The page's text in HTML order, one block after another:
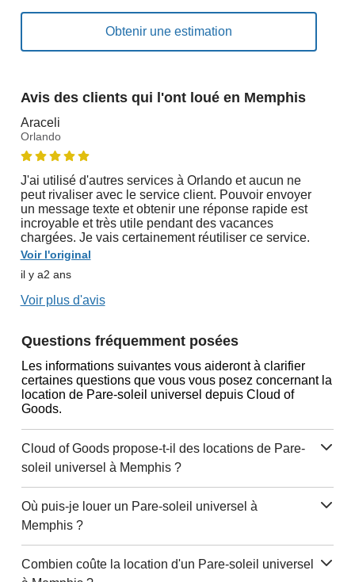
Avis des clients qui l'ont loué en Memphis
Araceli
Orlando
J'ai utilisé d'autres services à Orlando et aucun ne
peut rivaliser avec le service client. Pouvoir envoyer
un message texte et obtenir une réponse rapide est
incroyable et très utile pendant des vacances
chargées. Je vais certainement réutiliser ce service.
Voir l'original
il y a2 ans
Voir plus d'avis
Questions fréquemment posées
Les informations suivantes vous aideront à clarifier
certaines questions que vous vous posez concernant la
location de Pare-soleil universel depuis Cloud of
Goods.
Cloud of Goods propose-t-il des locations de Pare-
soleil universel à Memphis ?
Où puis-je louer un Pare-soleil universel à
Memphis ?
Combien coûte la location d'un Pare-soleil universel